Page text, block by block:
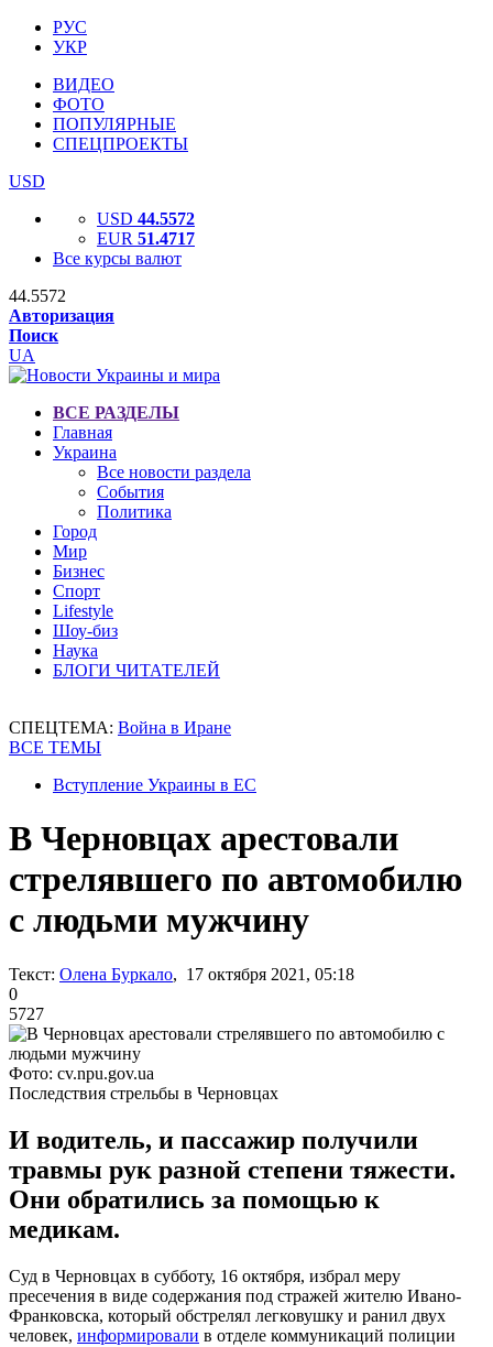
РУС
УКР
ВИДЕО
ФОТО
ПОПУЛЯРНЫЕ
СПЕЦПРОЕКТЫ
USD
USD 44.5572
EUR 51.4717
Все курсы валют
44.5572
Авторизация
Поиск
UA
ВСЕ РАЗДЕЛЫ
Главная
Украина
Все новости раздела
События
Политика
Город
Мир
Бизнес
Спорт
Lifestyle
Шоу-биз
Наука
БЛОГИ ЧИТАТЕЛЕЙ
СПЕЦТЕМА: Война в Иране
ВСЕ ТЕМЫ
Вступление Украины в ЕС
В Черновцах арестовали
стрелявшего по автомобилю
с людьми мужчину
Текст: Олена Буркало, 17 октября 2021, 05:18
0
5727
Фото: cv.npu.gov.ua
Последствия стрельбы в Черновцах
И водитель, и пассажир получили
травмы рук разной степени тяжести.
Они обратились за помощью к
медикам.
Суд в Черновцах в субботу, 16 октября, избрал меру
пресечения в виде содержания под стражей жителю Ивано-
Франковска, который обстрелял легковушку и ранил двух
человек, информировали в отделе коммуникаций полиции